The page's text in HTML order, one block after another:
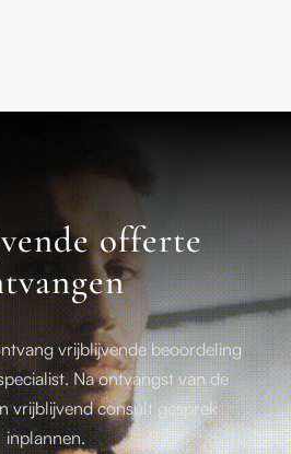
offerte
vrijblijvende beoordeling
Na ontvangst van de
vrijblijvend consult gesprek
inplannen.